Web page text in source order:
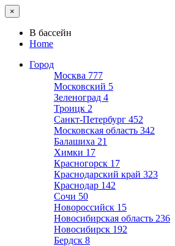
×
В бассейн
Home
Город
Москва 777
Московский 5
Зеленоград 4
Троицк 2
Санкт-Петербург 452
Московская область 342
Балашиха 21
Химки 17
Красногорск 17
Краснодарский край 323
Краснодар 142
Сочи 50
Новороссийск 15
Новосибирская область 236
Новосибирск 192
Бердск 8